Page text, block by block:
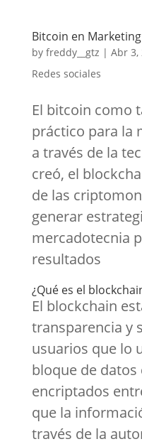
Bitcoin en Marketing
by freddy__gtz | Abr 3,
Redes sociales
El bitcoin como
práctico para la
a través de la
creó, el
de las
generar
mercadotecnia
resultados
¿Qué es el
El blockchain
transparencia y
usuarios que lo
bloque de datos
encriptados
que la
través de la